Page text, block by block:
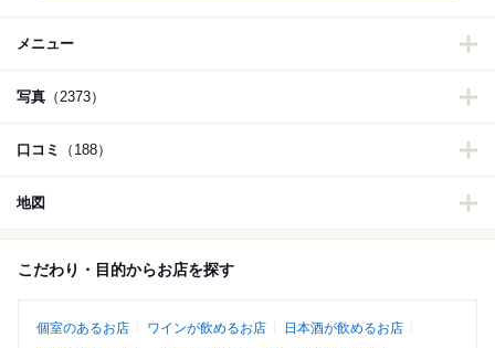
メニュー
写真 （2373）
口コミ （188）
地図
こだわり・目的からお店を探す
個室のあるお店 ワインが飲めるお店
日本酒が飲めるお店